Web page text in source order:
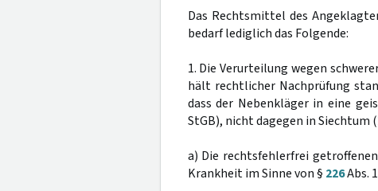
Das Rechtsmittel des
bedarf lediglich das Folgende:
1. Die Verurteilung wegen
hält rechtlicher Nachprüfung
dass der Nebenkläger in eine
StGB), nicht dagegen in Siechtum
a) Die rechtsfehlerfrei
Krankheit im Sinne von § 226Abs.